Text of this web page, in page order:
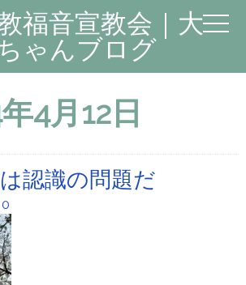
福音宣教会｜大
ゃんブログ
4月12日
認識の問題だ
0